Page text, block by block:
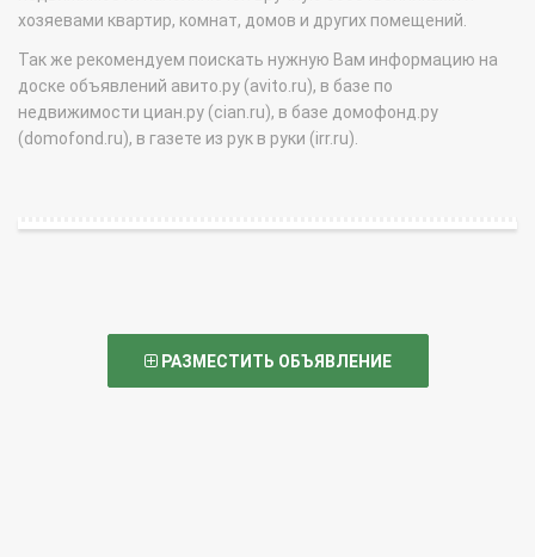
хозяевами квартир, комнат, домов и других помещений.
Так же рекомендуем поискать нужную Вам информацию на
доске объявлений авито.ру (avito.ru), в базе по
недвижимости циан.ру (cian.ru), в базе домофонд.ру
(domofond.ru), в газете из рук в руки (irr.ru).
РАЗМЕСТИТЬ ОБЪЯВЛЕНИЕ